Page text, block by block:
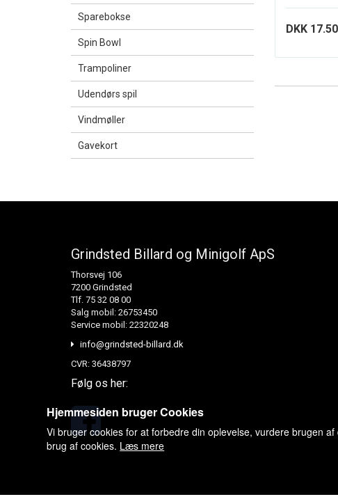
Sparebokse
Spin Bowl
Trampoliner
Udendørs spil
Vindmøller
Gavekort
DKK
Grindsted Billard og Minigolf ApS
Thorsvej 106
7200 Grindsted
Tlf. 75 32 08 00
Salg mobil: 26753450
Service mobil: 22320248
info@grindsted-billard.dk
CVR: 36438797
Følg os her:
Hjemmesiden bruger Cookies
Vi bruger cookies for at forbedre din oplevelse, vurdere brugen
brug af cookies. Læs mere